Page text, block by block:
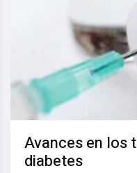
Avances en los
diabetes